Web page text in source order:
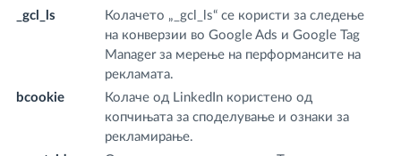
_gcl_ls
Колачето „_gcl_ls“ се користи за следење
на конверзии во Google Ads и Google Tag
Manager за мерење на перформансите на
рекламата.
bcookie
Колаче од LinkedIn користено од
копчињата за споделување и ознаки за
рекламирање.